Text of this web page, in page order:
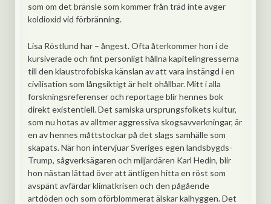
som om det bränsle som kommer från träd inte avger
koldioxid vid förbränning.
Lisa Röstlund har – ångest. Ofta återkommer hon i de
kursiverade och fint personligt hållna kapitel­ingresserna
till den klaustrofobiska känslan av att vara instängd i en
civilisation som långsiktigt är helt ohållbar. Mitt i alla
forskningsreferenser och reportage blir hennes bok
direkt existentiell. Det samiska ursprungsfolkets kultur,
som nu hotas av alltmer aggressiva skogsavverkningar, är
en av hennes måttstockar på det slags samhälle som
skapats. När hon intervjuar Sveriges egen landsbygds-
Trump, sågverksägaren och miljardären Karl Hedin, blir
hon nästan lättad över att äntligen hitta en röst som
avspänt avfärdar klimatkrisen och den pågående
artdöden och som oförblommerat älskar kalhyggen. Det